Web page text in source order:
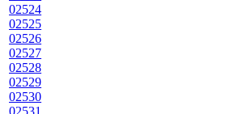
02524
02525
02526
02527
02528
02529
02530
02531